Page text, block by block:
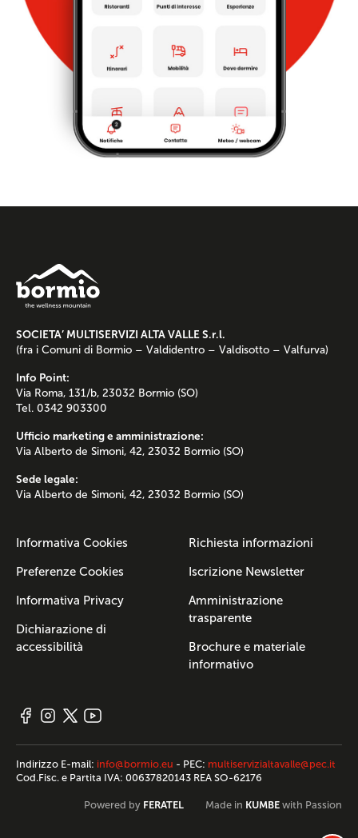
SOCIETA’ MULTISERVIZI ALTA VALLE S.r.l.
(fra i Comuni di Bormio – Valdidentro – Valdisotto – Valfurva)
Info Point:
Via Roma, 131/b, 23032 Bormio (SO)
Tel. 0342 903300
Ufficio marketing e amministrazione:
Via Alberto de Simoni, 42, 23032 Bormio (SO)
Sede legale:
Via Alberto de Simoni, 42, 23032 Bormio (SO)
Informativa Cookies
Preferenze Cookies
Informativa Privacy
Dichiarazione di
accessibilità
Richiesta informazioni
Iscrizione Newsletter
Amministrazione
trasparente
Brochure e materiale
informativo
Indirizzo E-mail: info@bormio.eu - PEC: multiservizialtavalle@pec.it
Cod.Fisc. e Partita IVA: 00637820143 REA SO-62176
Powered by FERATEL Made in KUMBE with Passion